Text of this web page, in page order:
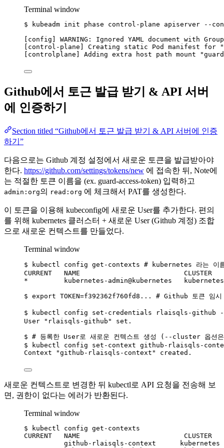
Terminal window
$ kubeadm init phase control-plane apiserver
--
[config] WARNING: Ignored YAML document with
[control-plane] Creating static Pod manifest for
"
[controlplane] Adding extra host path mount
"
Github에서 토근 발급 받기 & API 서버
에 인증하기
Section titled “Github에서 토근 발급 받기 & API 서버에 인증
하기”
다음으로는 Github 계정 설정에서 새로운 토큰을 발급받아야
한다. https://github.com/settings/tokens/new 에 접속한 뒤, Note에
는 적절한 토큰 이름을 (ex. guard-access-token) 입력하고
admin:org의 read:org 에 체크해서 PAT를 생성한다.
이 토큰을 이용해 kubeconfig에 새로운 User를 추가한다. 편의
를 위해 kubernetes 클러스터 + 새로운 User (Github 계정) 조합
으로 새로운 컨텍스트를 만들었다.
Terminal window
$ kubectl config get-contexts # kubernetes 라는 이
CURRENT
NAME
CLUSTER
*
kubernetes-admin@kubernetes
$ export TOKEN=f392362f760fd8... # Github 토큰 임시
$ kubectl config set-credentials rlaisqls-github
User
" rlaisqls-github " set.
$ # 등록한 User로 새로운 컨텍스트 생성 (--cluster 옵션은
$
kubectl config set-context github-rlaisqls-
Context
"github-rlaisqls-context " created.
새로운 컨텍스트로 변경한 뒤 kubectl로 API 요청을 전송해 보
면, 권한이 없다는 에러가 반환된다.
Terminal window
$ kubectl config get-contexts
CURRENT
NAME
CLUSTER
github-rlaisqls-context
kubernetes